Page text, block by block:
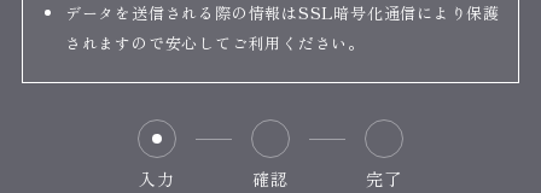
データを送信される際の情報はSSL暗号化通信により保護
されますので安心してご利用ください。
入力 確認 完了